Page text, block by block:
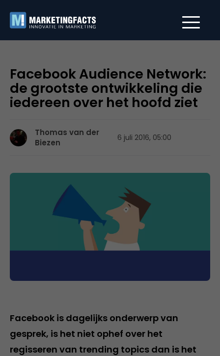
Facebook Audience Network:
de grootste ontwikkeling die
iedereen over het hoofd ziet
Thomas van der
Biezen
6 juli 2016, 05:00
Facebook is dagelijks onderwerp van
gesprek, is het niet ophef over het
regisseren van trending topics dan is het